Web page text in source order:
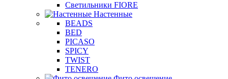
Светильники FIORE
Настенные
BEADS
BED
PICASO
SPICY
TWIST
TENERO